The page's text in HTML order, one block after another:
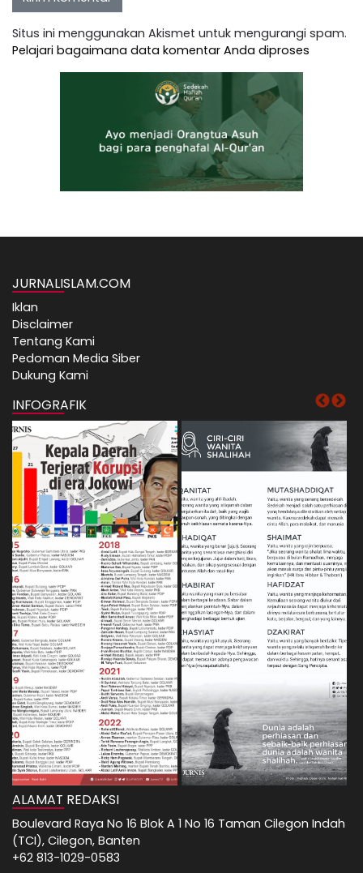
Situs ini menggunakan Akismet untuk mengurangi spam.
Pelajari bagaimana data komentar Anda diproses
JURNALISLAM.COM
Iklan
Disclaimer
Tentang Kami
Pedoman Media Siber
Dukung Kami
INFOGRAFIK
ALAMAT REDAKSI
Boulevard Raya No 16 Blok A 1 No 16 Taman Cilegon Indah
(TCI), Cilegon, Banten
+62 813-1029-0583